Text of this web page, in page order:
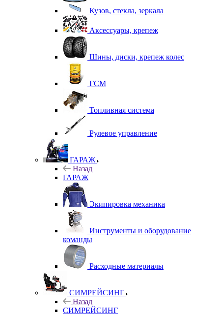
Кузов, стекла, зеркала
Аксессуары, крепеж
Шины, диски, крепеж колес
ГСМ
Топливная система
Рулевое управление
ГАРАЖ
Назад
ГАРАЖ
Экипировка механика
Инструменты и оборудование
команды
Расходные материалы
СИМРЕЙСИНГ
Назад
СИМРЕЙСИНГ